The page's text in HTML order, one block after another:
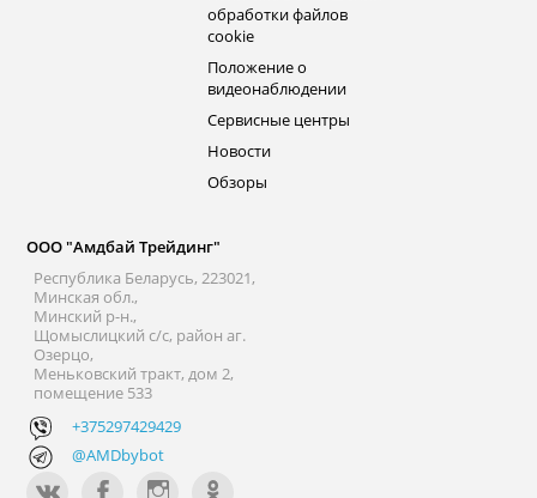
обработки файлов
cookie
Положение о
видеонаблюдении
Сервисные центры
Новости
Обзоры
ООО "Амдбай Трейдинг"
Республика Беларусь, 223021,
Минская обл.,
Минский р-н.,
Щомыслицкий с/с, район аг.
Озерцо,
Меньковский тракт, дом 2,
помещение 533
+375297429429
@AMDbybot